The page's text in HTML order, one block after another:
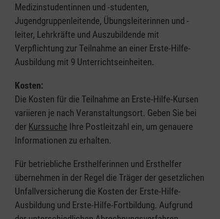
Medizinstudentinnen und -studenten,
Jugendgruppenleitende, Übungsleiterinnen und -
leiter, Lehrkräfte und Auszubildende mit
Verpflichtung zur Teilnahme an einer Erste-Hilfe-
Ausbildung mit 9 Unterrichtseinheiten.
Kosten:
Die Kosten für die Teilnahme an Erste-Hilfe-Kursen
variieren je nach Veranstaltungsort. Geben Sie bei
der Kurssuche Ihre Postleitzahl ein, um genauere
Informationen zu erhalten.
Für betriebliche Ersthelferinnen und Ersthelfer
übernehmen in der Regel die Träger der gesetzlichen
Unfallversicherung die Kosten der Erste-Hilfe-
Ausbildung und Erste-Hilfe-Fortbildung. Aufgrund